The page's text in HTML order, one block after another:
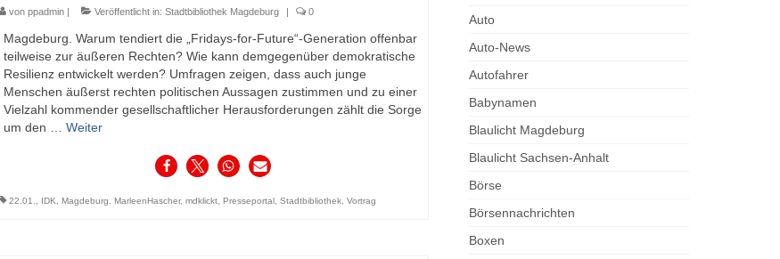
von ppadmin| Veröffentlicht in: Stadtbibliothek Magdeburg | 0
Magdeburg. Warum tendiert die „Fridays-for-Future“-Generation offenbar
teilweise zur äußeren Rechten? Wie kann demgegenüber demokratische
Resilienz entwickelt werden? Umfragen zeigen, dass auch junge
Menschen äußerst rechten politischen Aussagen zustimmen und zu einer
Vielzahl kommender gesellschaftlicher Herausforderungen zählt die Sorge
um den … Weiter
22.01. IDK Magdeburg MarleenHascher, mdklickt, Presseportal, Stadtbibliothek, Vortrag
Auto
Auto-News
Autofahrer
Babynamen
Blaulicht Magdeburg
Blaulicht Sachsen-Anhalt
Börse
Börsennachrichten
Boxen